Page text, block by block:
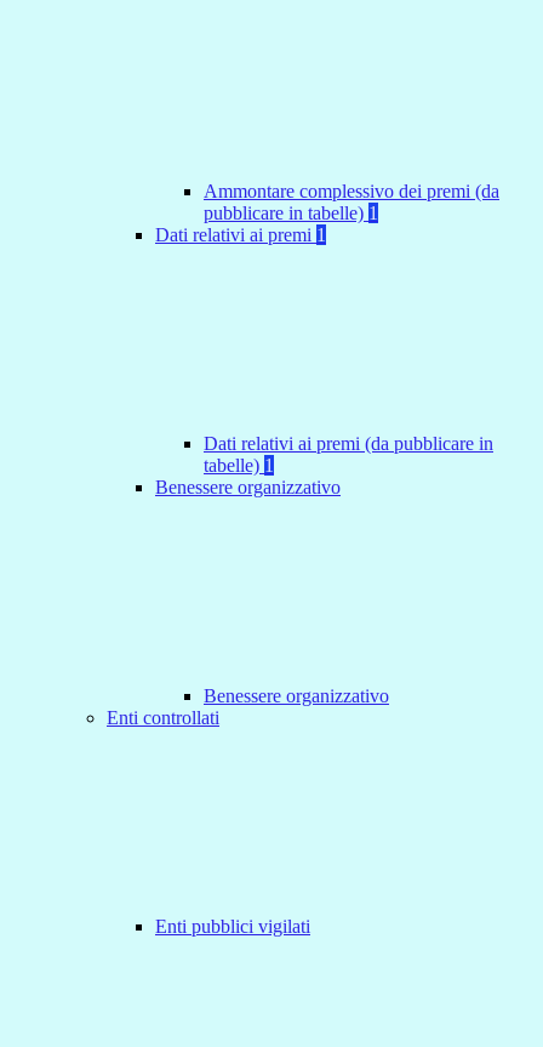
Ammontare complessivo dei premi (da
pubblicare in tabelle) 1
Dati relativi ai premi 1
Dati relativi ai premi (da pubblicare in
tabelle) 1
Benessere organizzativo
Benessere organizzativo
Enti controllati
Enti pubblici vigilati